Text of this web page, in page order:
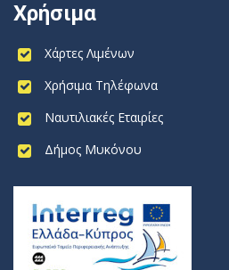
Χρήσιμα
Χάρτες Λιμένων
Χρήσιμα Τηλέφωνα
Ναυτιλιακές Εταιρίες
Δήμος Μυκόνου